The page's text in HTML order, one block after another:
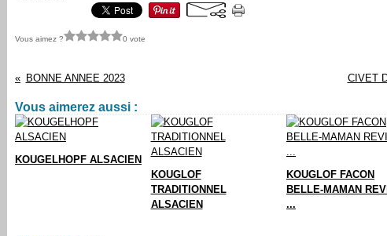
Vous aimez ? 0 vote
BONNE ANNEE 2023 CIVET
Vous aimerez aussi :
KOUGELHOPF ALSACIEN
KOUGLOF
TRADITIONNEL
ALSACIEN
KOUGLOF FACON
BELLE-MAMAN
...